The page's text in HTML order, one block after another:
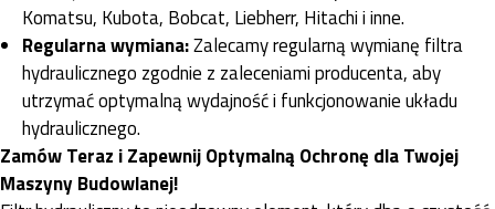
Komatsu, Kubota, Bobcat, Liebherr, Hitachi i inne.
Regularna wymiana:Zalecamy regularną wymianę filtra
hydraulicznego zgodnie z zaleceniami producenta, aby
utrzymać optymalną wydajność i funkcjonowanie układu
hydraulicznego.
Zamów Teraz i Zapewnij Optymalną Ochronę dla Twojej
Maszyny Budowlanej!